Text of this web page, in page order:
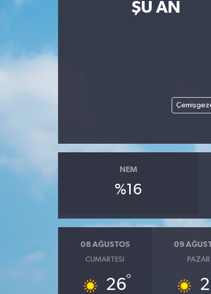
ŞU AN
NEM
%16
08 AĞUSTOS
CUMARTESI
26°
09
PAZAR
Etkinlikler